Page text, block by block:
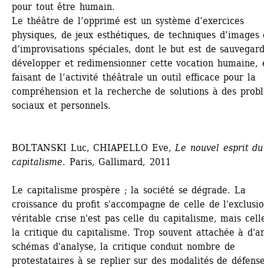
pour tout être humain.
Le théâtre de l’opprimé est un système d’exercices
physiques, de jeux esthétiques, de techniques d’images
d’improvisations spéciales, dont le but est de
développer et redimensionner cette vocation humaine,
faisant de l’activité théâtrale un outil efficace pour la
compréhension et la recherche de solutions à des
sociaux et personnels.
BOLTANSKI Luc, CHIAPELLO Eve, Le nouvel esprit du
capitalisme. Paris, Gallimard, 2011
Le capitalisme prospère ; la société se dégrade. La
croissance du profit s'accompagne de celle de
véritable crise n'est pas celle du capitalisme, mais
la critique du capitalisme. Trop souvent attachée à
schémas d'analyse, la critique conduit nombre de
protestataires à se replier sur des modalités de